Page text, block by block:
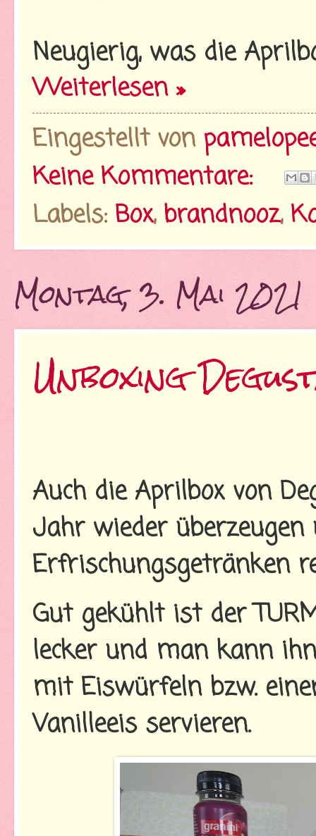
Neugierig, was die
Weiterlesen »
Eingestellt von
Keine Kommentare:
Labels: Box, brandnooz,
Montag, 3. Mai 2021
Unboxing
Auch die Aprilbox von
Jahr wieder
Erfrischungsgetränken
Gut gekühlt ist der
lecker und man kann
mit Eiswürfeln bzw.
Vanilleeis servieren.